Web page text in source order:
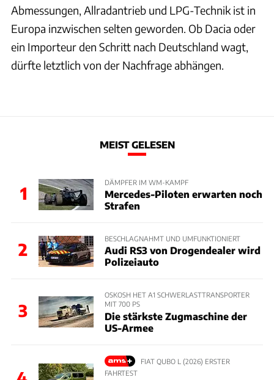
Abmessungen, Allradantrieb und LPG-Technik ist in
Europa inzwischen selten geworden. Ob Dacia oder
ein Importeur den Schritt nach Deutschland wagt,
dürfte letztlich von der Nachfrage abhängen.
MEIST GELESEN
1
DÄMPFER IM WM-KAMPF
Mercedes-Piloten erwarten noch
Strafen
2
BESCHLAGNAHMT UND UMFUNKTIONIERT
Audi RS3 von Drogendealer wird
Polizeiauto
3
OSKOSH HET A1 SCHWERLASTTRANSPORTER
MIT 700 PS
Die stärkste Zugmaschine der
US-Armee
FIAT QUBO L (2026) ERSTER
FAHRTEST